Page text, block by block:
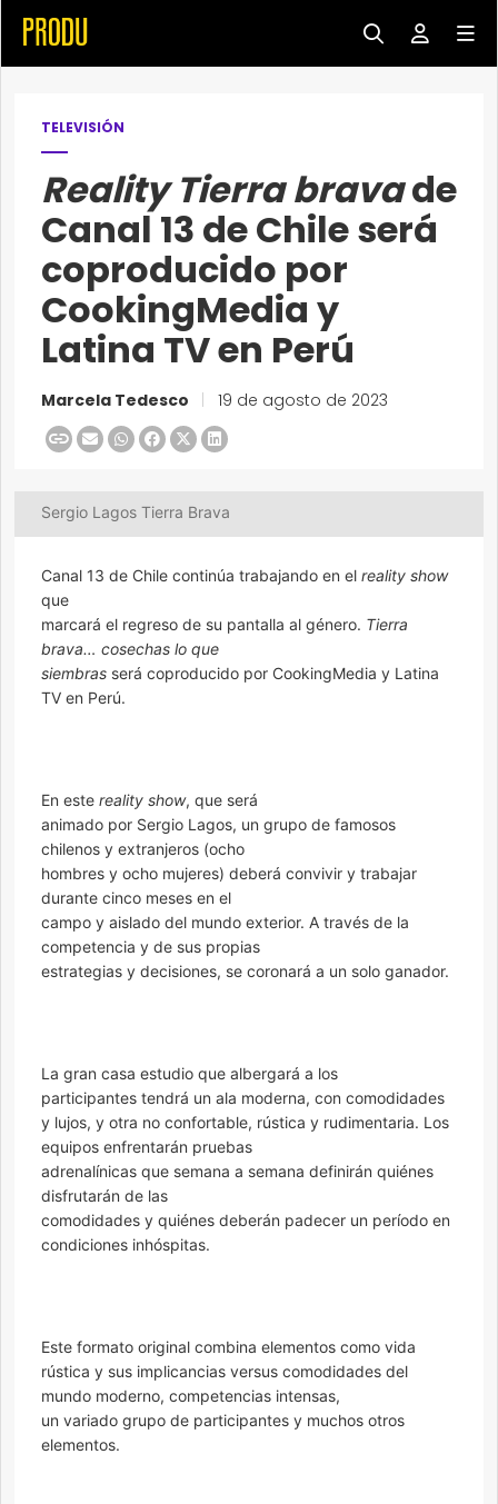
TELEVISIÓN
Reality Tierra bravade
Canal 13 de Chile será
coproducido por
CookingMedia y
Latina TV en Perú
Marcela Tedesco 19 de agosto de 2023
Sergio Lagos Tierra Brava
Canal 13 de Chile continúa trabajando en el reality show
que
marcará el regreso de su pantalla al género. Tierra
brava… cosechas lo que
siembras será coproducido por CookingMedia y Latina
TV en Perú.
En este reality show, que será
animado por Sergio Lagos, un grupo de famosos
chilenos y extranjeros (ocho
hombres y ocho mujeres) deberá convivir y trabajar
durante cinco meses en el
campo y aislado del mundo exterior. A través de la
competencia y de sus propias
estrategias y decisiones, se coronará a un solo ganador.
La gran casa estudio que albergará a los
participantes tendrá un ala moderna, con comodidades
y lujos, y otra no confortable, rústica y rudimentaria. Los
equipos enfrentarán pruebas
adrenalínicas que semana a semana definirán quiénes
disfrutarán de las
comodidades y quiénes deberán padecer un período en
condiciones inhóspitas.
Este formato original combina elementos como vida
rústica y sus implicancias versus comodidades del
mundo moderno, competencias intensas,
un variado grupo de participantes y muchos otros
elementos.